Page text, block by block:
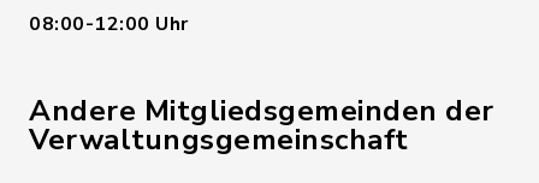
08:00-12:00 Uhr
Andere Mitgliedsgemeinden der
Verwaltungsgemeinschaft